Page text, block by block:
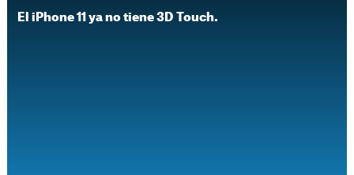
El iPhone 11 ya no tiene 3D Touch.